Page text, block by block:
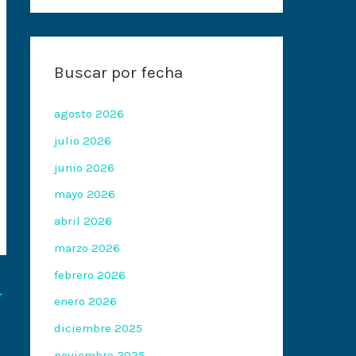
Buscar por fecha
agosto 2026
julio 2026
junio 2026
mayo 2026
abril 2026
marzo 2026
febrero 2026
enero 2026
diciembre 2025